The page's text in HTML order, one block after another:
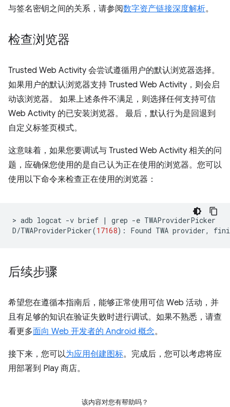
与签名密钥之间的关系，请参阅数字资产链接深度解析。
检查浏览器
Trusted Web Activity 会尝试遵循用户的默认浏览器选择。
如果用户的默认浏览器支持 Trusted Web Activity，则会启
动该浏览器。 如果上述条件不满足，则选择任何支持可信
Web Activity 的已安装浏览器。 最后，默认行为是回退到
自定义标签页模式。
这意味着，如果您要调试与 Trusted Web Activity 相关的问
题，应确保您使用的是自己认为正在使用的浏览器。您可以
使用以下命令来检查正在使用的浏览器：
> adb logcat -v brief | grep -e TWAProviderPicker
D/TWAProviderPicker(17168) : Found TWA provider,
后续步骤
希望您在遵循本指南后，能够正常使用可信 Web 活动，并
且有足够的知识在验证失败时进行调试。如果不熟悉，请查
看更多面向 Web 开发者的 Android 概念。
接下来，您可以为应用创建图标。完成后，您可以考虑将应
用部署到 Play 商店。
该内容对您有帮助吗？